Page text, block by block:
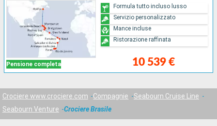
Pensione completa 10 539 €
Formula tutto incluso lusso
Servizio personalizzato
Mance incluse
Ristorazione raffinata
Crociere www.crociere.com Compagnie
Seabourn Cruise Line
Seabourn Venture
Crociere Brasile